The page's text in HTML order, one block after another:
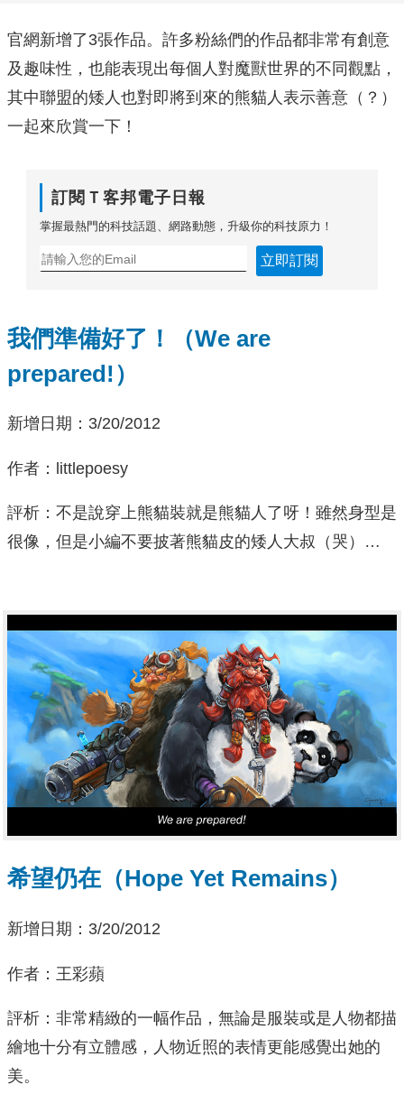
官網新增了3張作品。許多粉絲們的作品都非常有創意
及趣味性，也能表現出每個人對魔獸世界的不同觀點，
其中聯盟的矮人也對即將到來的熊貓人表示善意（？）
一起來欣賞一下！
訂閱Ｔ客邦電子日報
掌握最熱門的科技話題、網路動態，升級你的科技原力！
立即訂閱
我們準備好了！（We are
prepared!）
新增日期：3/20/2012
作者：littlepoesy
評析：不是說穿上熊貓裝就是熊貓人了呀！雖然身型是
很像，但是小編不要披著熊貓皮的矮人大叔（哭）…
希望仍在（Hope Yet Remains）
新增日期：3/20/2012
作者：王彩蘋
評析：非常精緻的一幅作品，無論是服裝或是人物都描
繪地十分有立體感，人物近照的表情更能感覺出她的
美。